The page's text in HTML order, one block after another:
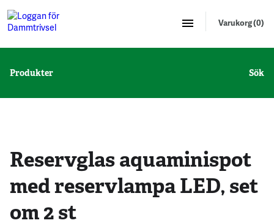
Varukorg (0)
Produkter Sök
Reservglas aquaminispot
med reservlampa LED, set
om 2 st